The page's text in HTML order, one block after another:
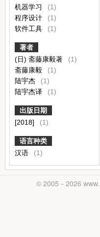
机器学习
(1)
程序设计
(1)
软件工具
(1)
著者
(日) 斋藤康毅著
(1)
斋藤康毅
(1)
陆宇杰
(1)
陆宇杰译
(1)
出版日期
[2018]
(1)
语言种类
汉语
(1)
© 2005－ 2026